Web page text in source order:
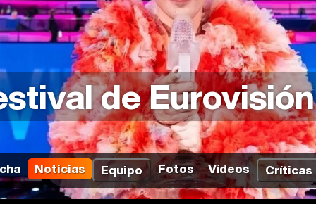
de
Noticias Equipo Fotos Vídeos Críticas